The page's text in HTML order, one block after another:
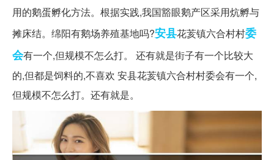
用的鹅蛋孵化方法。根据实践,我国豁眼鹅产区采用炕孵与
摊床结。绵阳有鹅场养殖基地吗?安县花荄镇六合村村委
会有一个,但规模不怎么打。 还有就是街子有一个比较大
的,但都是饲料的,不喜欢 安县花荄镇六合村村委会有一个,
但规模不怎么打。还有就是。